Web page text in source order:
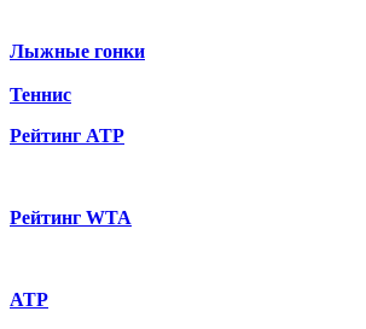
Лыжные гонки
Теннис
Рейтинг ATP
Рейтинг WTA
ATP